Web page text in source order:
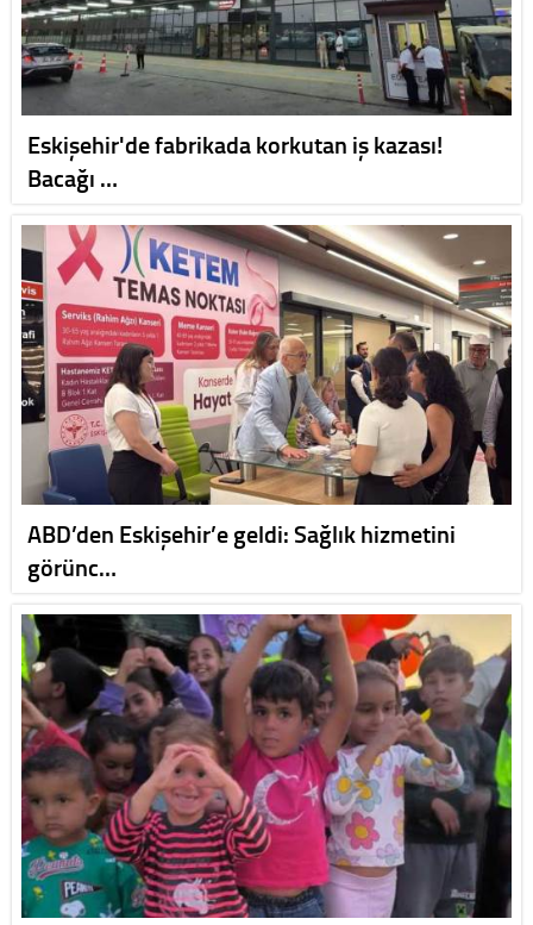
Eskişehir'de fabrikada korkutan iş kazası!
Bacağı …
ABD’den Eskişehir’e geldi: Sağlık hizmetini
görünc…